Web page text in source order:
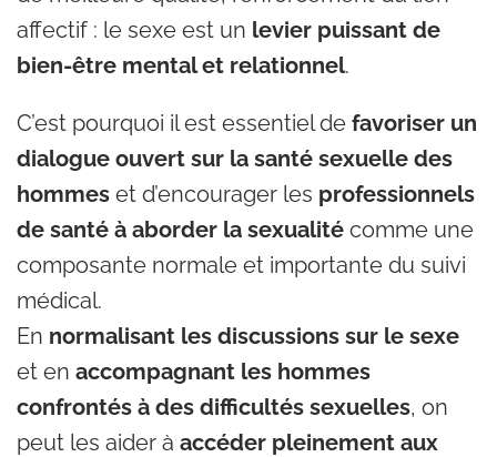
affectif : le sexe est un levier puissant de
bien-être mental et relationnel.
C’est pourquoi il est essentiel de favoriser un
dialogue ouvert sur la santé sexuelle des
hommes et d’encourager les professionnels
de santé à aborder la sexualité comme une
composante normale et importante du suivi
médical.
En normalisant les discussions sur le sexe
et en accompagnant les hommes
confrontés à des difficultés sexuelles, on
peut les aider à accéder pleinement aux